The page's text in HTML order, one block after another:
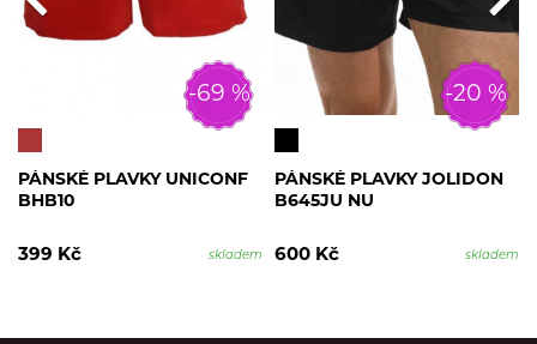
-69 %
PÁNSKÉ PLAVKY UNICONF
BHB10
399 Kč skladem
-20 %
PÁNSKÉ PLAVKY JOLIDON
B645JU NU
600 Kč skladem